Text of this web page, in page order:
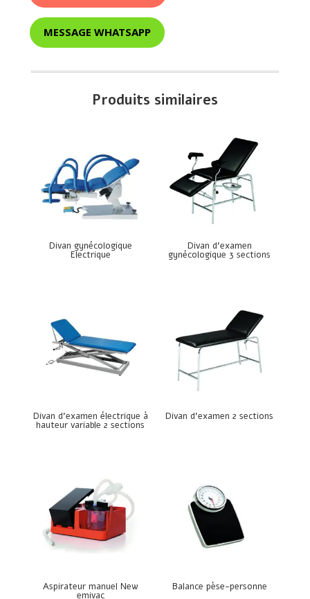
MESSAGE WHATSAPP
Produits similaires
Divan gynécologique
Electrique
Divan d’examen
gynécologique 3 sections
Divan d’examen électrique à
hauteur variable 2 sections
Divan d’examen 2 sections
Aspirateur manuel New
emivac
Balance pèse-personne